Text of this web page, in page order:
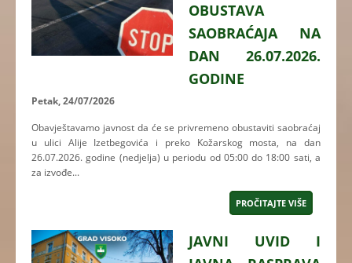
OBUSTAVA
SAOBRAĆAJA NA
DAN 26.07.2026.
GODINE
Petak, 24/07/2026
Obavještavamo javnost da će se privremeno obustaviti saobraćaj
u ulici Alije Izetbegovića i preko Kožarskog mosta, na dan
26.07.2026. godine (nedjelja) u periodu od 05:00 do 18:00 sati, a
za izvođe...
PROČITAJTE VIŠE
JAVNI UVID I